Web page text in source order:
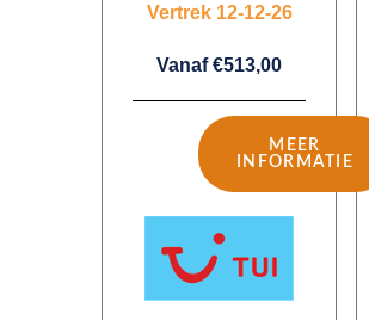
Vertrek 12-12-26
Vanaf €513,00
MEER
INFORMATIE